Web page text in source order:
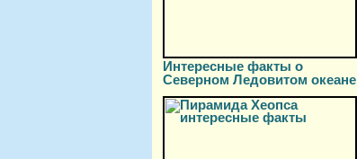
Интересные факты о
Северном Ледовитом океане